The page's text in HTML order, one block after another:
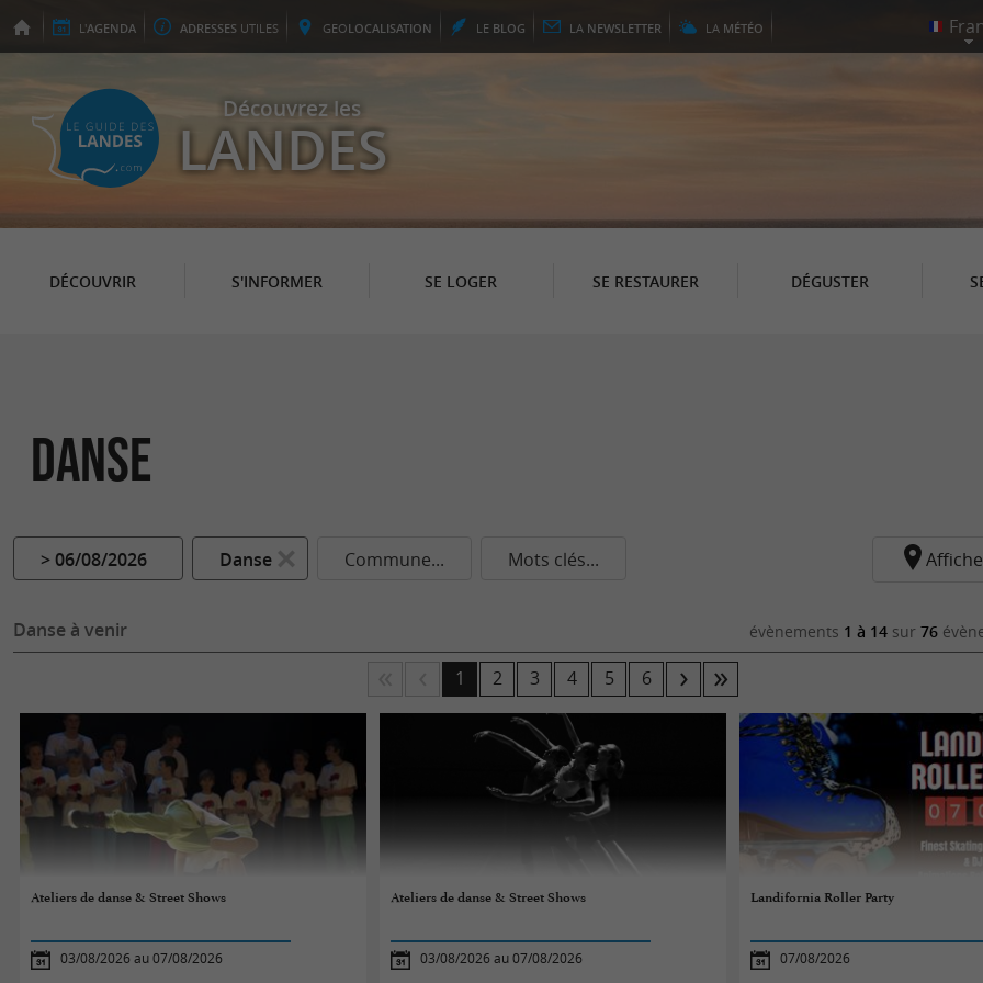
L'AGENDA ADRESSES UTILES GEOLOCALISATION LE BLOG LA NEWSLETTER LA MÉTÉO
Découvrez les
LANDES
DÉCOUVRIR S'INFORMER SE LOGER SE RESTAURER DÉGUSTER
Danse
> 06/08/2026 Danse Commune... Mots clés...
Danse à venir évènements 1 à 14 sur 76
1 2 3 4 5 6
Ateliers de danse & Street Shows
03/08/2026 au 07/08/2026
Ateliers de danse & Street Shows
03/08/2026 au 07/08/2026
Landifornia Roller Party
07/08/2026